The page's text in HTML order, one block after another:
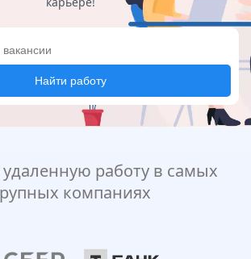
Найти работу
работу в самых
компаниях